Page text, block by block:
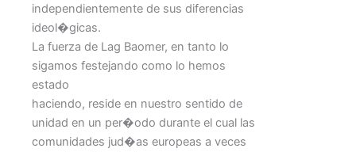
independientemente de sus diferencias
ideol�gicas.
La fuerza de Lag Baomer, en tanto lo
sigamos festejando como lo hemos
estado
haciendo, reside en nuestro sentido de
unidad en un per�odo durante el cual las
comunidades jud�as europeas a veces